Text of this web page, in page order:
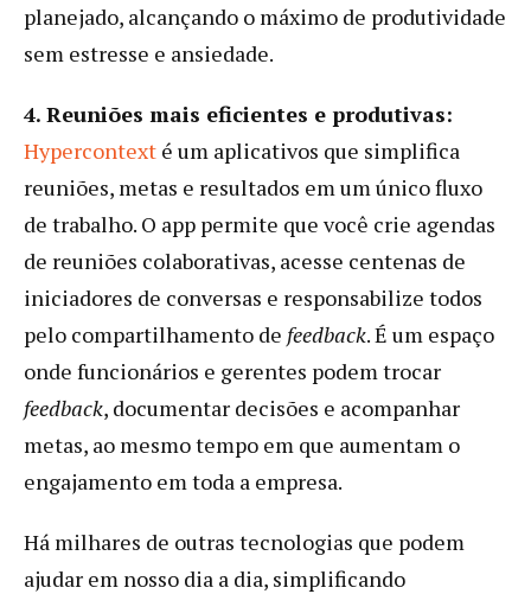
planejado, alcançando o máximo de produtividade
sem estresse e ansiedade.
4. Reuniões mais eficientes e produtivas:
Hypercontext é um aplicativos que simplifica
reuniões, metas e resultados em um único fluxo
de trabalho. O app permite que você crie agendas
de reuniões colaborativas, acesse centenas de
iniciadores de conversas e responsabilize todos
pelo compartilhamento de feedback. É um espaço
onde funcionários e gerentes podem trocar
feedback, documentar decisões e acompanhar
metas, ao mesmo tempo em que aumentam o
engajamento em toda a empresa.
Há milhares de outras tecnologias que podem
ajudar em nosso dia a dia, simplificando